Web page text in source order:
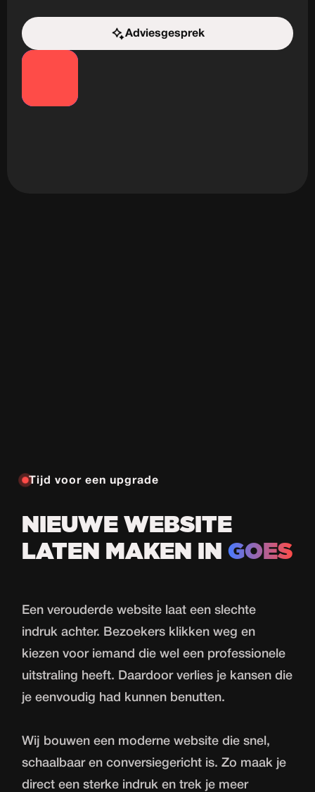
Adviesgesprek
Start de uitdaging
Tijd voor een upgrade
NIEUWE WEBSITE
LATEN MAKEN INGOES
Een verouderde website laat een slechte
indruk achter. Bezoekers klikken weg en
kiezen voor iemand die wel een professionele
uitstraling heeft. Daardoor verlies je kansen die
je eenvoudig had kunnen benutten.
Wij bouwen een moderne website die snel,
schaalbaar en conversiegericht is. Zo maak je
direct een sterke indruk en trek je meer